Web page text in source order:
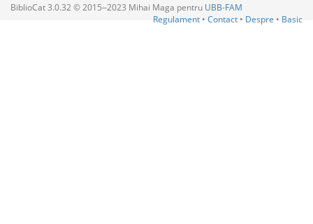
BiblioCat 3.0.32 © 2015‒2023 Mihai Maga pentru UBB-FAM
Regulament • Contact • Despre • Basic